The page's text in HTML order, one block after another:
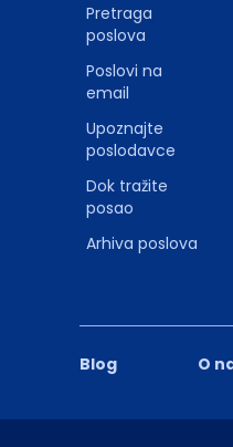
Blog O
Pretraga
poslova
Poslovi na
email
Upoznajte
poslodavce
Dok tražite
posao
Arhiva poslova